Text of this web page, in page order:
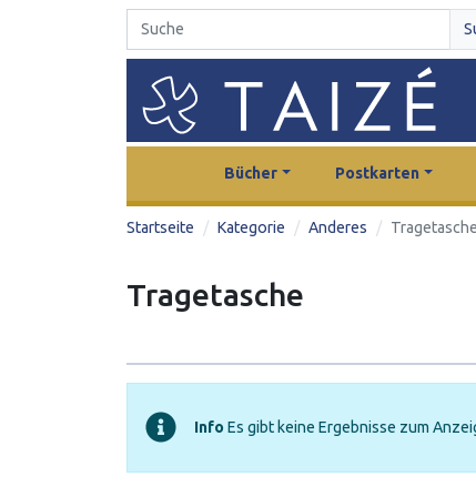
Bücher Postkarten
Startseite Kategorie Anderes Tragetasche
Tragetasche
InfoEs gibt keine Ergebnisse zum